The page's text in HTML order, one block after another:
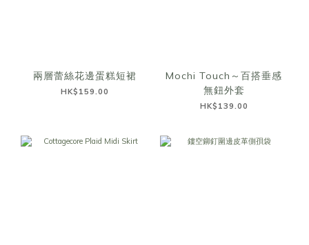
兩層蕾絲花邊蛋糕短裙
HK$159.00
Mochi Touch～百搭垂感
無鈕外套
HK$139.00